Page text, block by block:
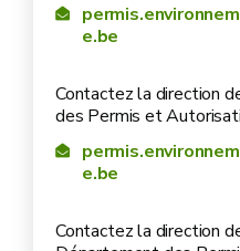
e.be
Contactez la direction
des Permis et
e.be
Contactez la direction